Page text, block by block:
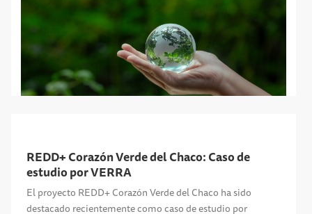
REDD+ Corazón Verde del Chaco: Caso de
estudio por VERRA
El proyecto REDD+ Corazón Verde del Chaco ha sido
destacado recientemente como caso de estudio por